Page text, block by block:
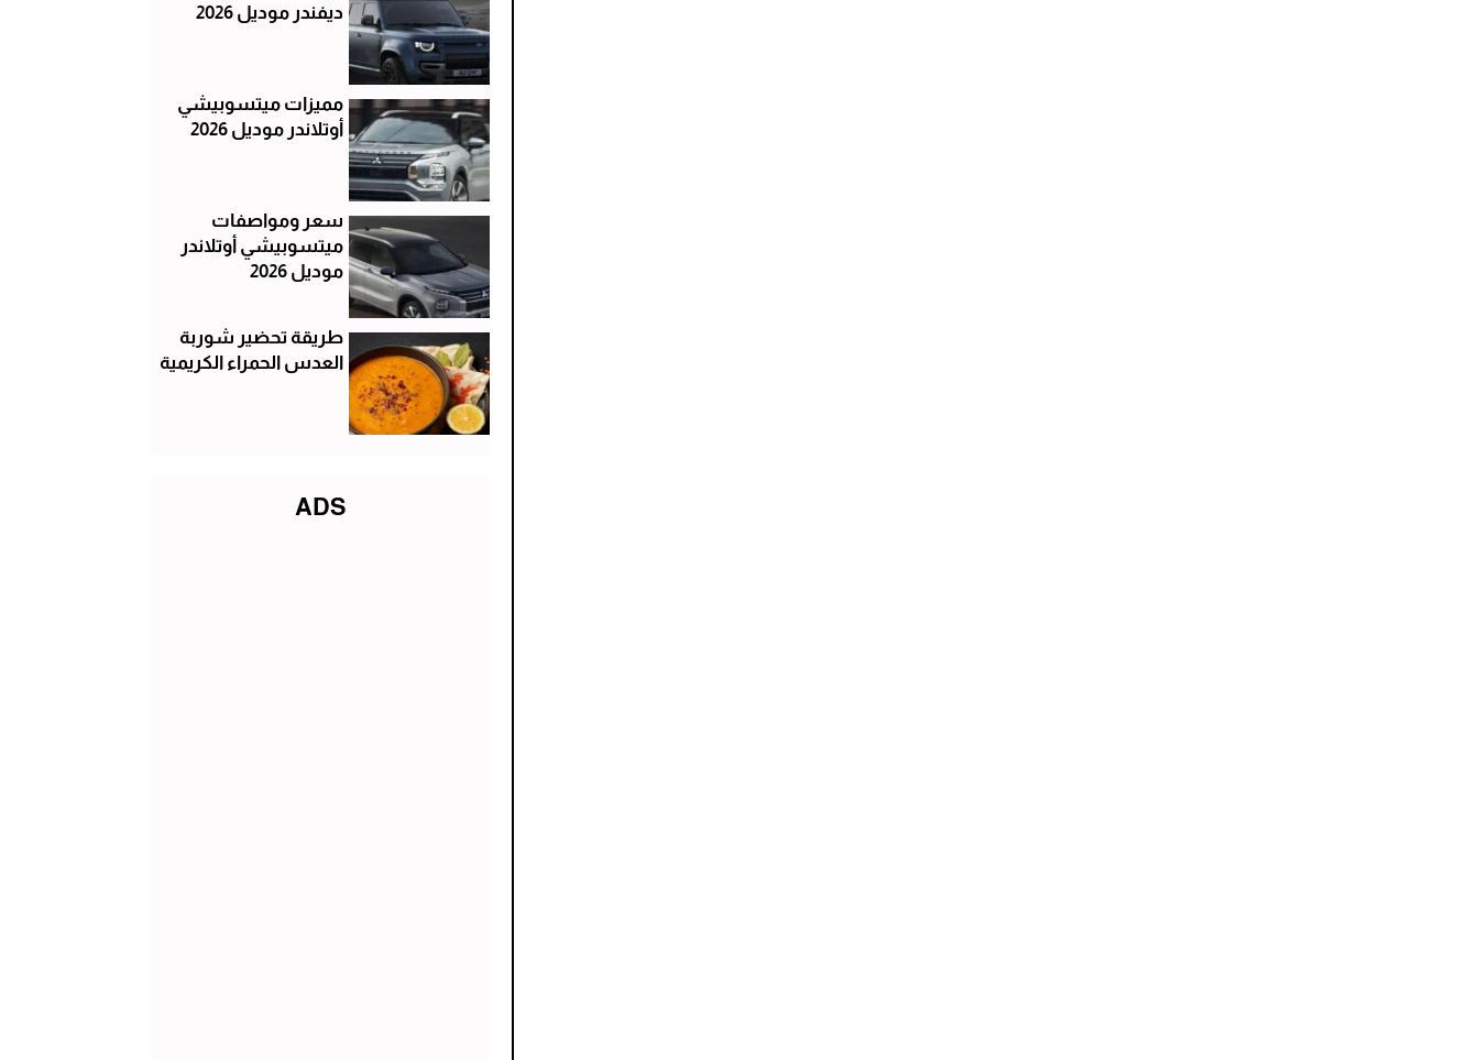
ديفندر موديل 2026
مميزات ميتسوبيشي
أوتلاندر موديل 2026
سعر ومواصفات
ميتسوبيشي أوتلاندر
موديل 2026
طريقة تحضير شوربة
العدس الحمراء الكريمية
ADS